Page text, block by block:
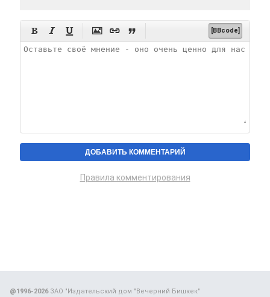
      [BBcode]
Правила комментирования
@1996-2026ЗАО "Издательский дом "Вечерний Бишкек"